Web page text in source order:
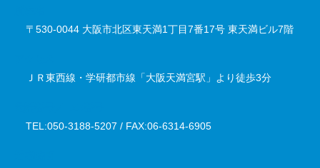
〒530-0044 大阪市北区東天満1丁目7番17号 東天満ビル7階
ＪＲ東西線・学研都市線「大阪天満宮駅」より徒歩3分
TEL:050-3188-5207 / FAX:06-6314-6905